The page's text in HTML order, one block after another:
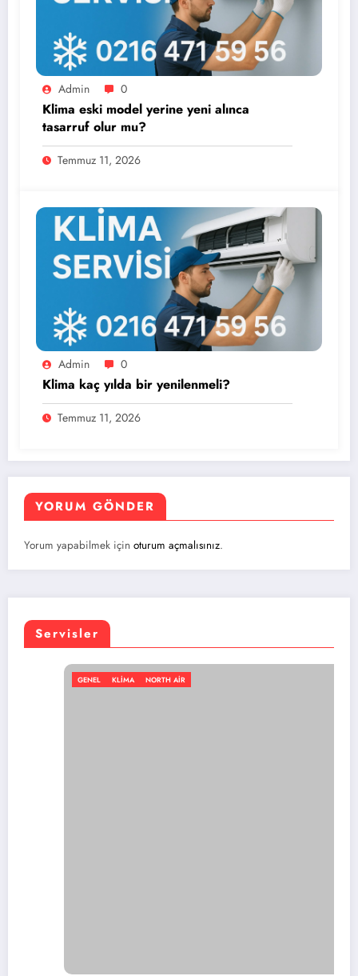
Admin 0
Klima eski model yerine yeni alınca
tasarruf olur mu?
Temmuz 11, 2026
Admin 0
Klima kaç yılda bir yenilenmeli?
Temmuz 11, 2026
YORUM GÖNDER
Yorum yapabilmek için oturum açmalısınız.
Servisler
KLIMA NORTH AIR